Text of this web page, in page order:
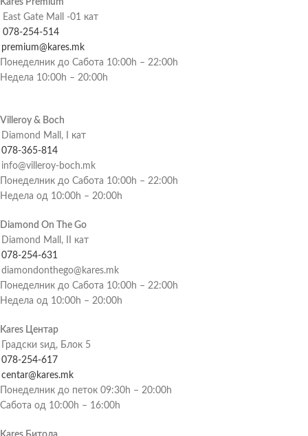
East Gate Mall -01 кат
078-254-514
premium@kares.mk
Понеделник до Сабота 10:00h – 22:00h
Недела 10:00h – 20:00h
Villeroy & Boch
Diamond Mall, I кат
078-365-814
info@villeroy-boch.mk
Понеделник до Сабота 10:00h – 22:00h
Недела од 10:00h – 20:00h
Diamond On The Go
Diamond Mall, II кат
078-254-631
diamondonthego@kares.mk
Понеделник до Сабота 10:00h – 22:00h
Недела од 10:00h – 20:00h
Kares Центар
Градски ѕид, Блок 5
078-254-617
centar@kares.mk
Понеделник до петок 09:30h – 20:00h
Сабота од 10:00h – 16:00h